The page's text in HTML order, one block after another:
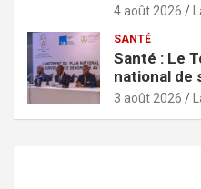
4 août 2026
SANTÉ
Santé : Le
national de
3 août 2026